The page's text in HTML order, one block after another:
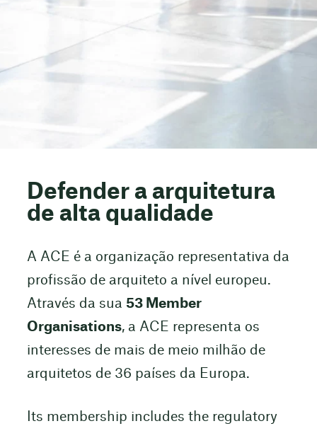
Defender a arquitetura
de alta qualidade
A ACE é a organização representativa da
profissão de arquiteto a nível europeu.
Através da sua 53 Member
Organisations, a ACE representa os
interesses de mais de meio milhão de
arquitetos de 36 países da Europa.
Its membership includes the regulatory